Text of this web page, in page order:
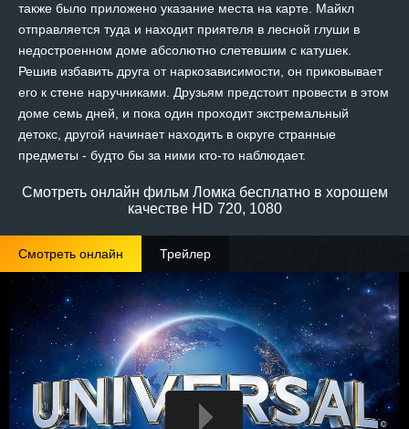
также было приложено указание места на карте. Майкл
отправляется туда и находит приятеля в лесной глуши в
недостроенном доме абсолютно слетевшим с катушек.
Решив избавить друга от наркозависимости, он приковывает
его к стене наручниками. Друзьям предстоит провести в этом
доме семь дней, и пока один проходит экстремальный
детокс, другой начинает находить в округе странные
предметы - будто бы за ними кто-то наблюдает.
Смотреть онлайн фильм Ломка бесплатно в хорошем
качестве HD 720, 1080
Смотреть онлайн Трейлер